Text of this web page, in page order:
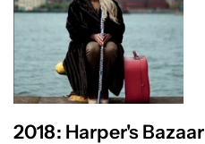
2018: Harper's Bazaar